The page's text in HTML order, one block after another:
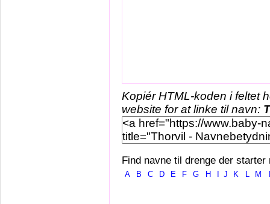
Kopiér HTML-koden i feltet
website for at linke til navn:
Find navne til drenge der starter
A B C D E F G H J K L M